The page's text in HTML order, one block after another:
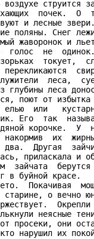
воздухе струится
почек.  О
и лесные
поляны. Снег
жаворонок и
голос  не
токует,
перекликаются
леса,
глубины леса
поют от избытка
или
Его  так
корочке.  У
их
два.  Другая
приласкала и
зайчата
в буйной красе.
Покачивая
старине, о вечно
неясные
просеки, они
нарушил их